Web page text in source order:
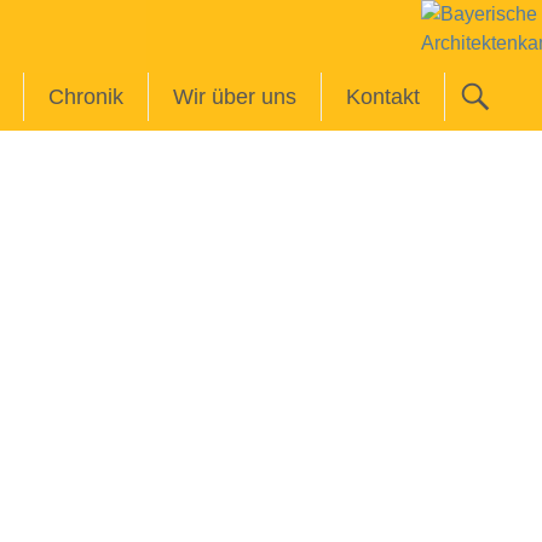
Chronik Wir über uns Kontakt